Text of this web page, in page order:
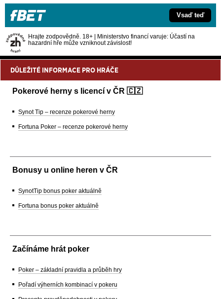
Vsaď teď
Hrajte zodpovědně. 18+ | Ministerstvo financí varuje: Účastí na
hazardní hře může vzniknout závislost!
DŮLEŽITÉ INFORMACE PRO HRÁČE
Pokerové herny s licencí v ČR 🇨🇿
Synot Tip – recenze pokerové herny
Fortuna Poker – recenze pokerové herny
Bonusy u online heren v ČR
SynotTip bonus poker aktuálně
Fortuna bonus poker aktuálně
Začínáme hrát poker
Poker – základní pravidla a průběh hry
Pořadí výherních kombinací v pokeru